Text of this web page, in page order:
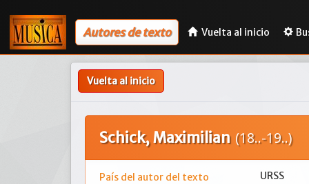
Autores de texto Vuelta al inicio
Vuelta al inicio
Schick, Maximilian (18..-19..)
País del autor del texto
URSS